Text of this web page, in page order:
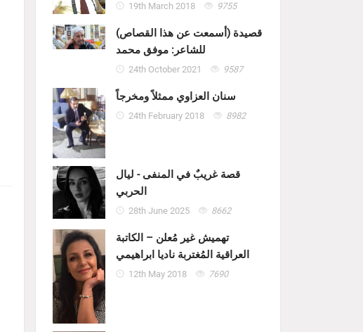
19th March 2018 9755
قصيدة (أسمعت عن هذا القصاص)
للشاعر: موفق محمد
24th October 2021 9587
سنان العزاوي ممثلاً ومخرجاً
24th February 2018 8982
قصة غريبٌ في المنفى - ليال
الحربي
28th June 2025 8662
تهميش غير مُعلن – الكاتبة
العراقية المُغتربة ناديا ابراهيمي
12th May 2018 7690